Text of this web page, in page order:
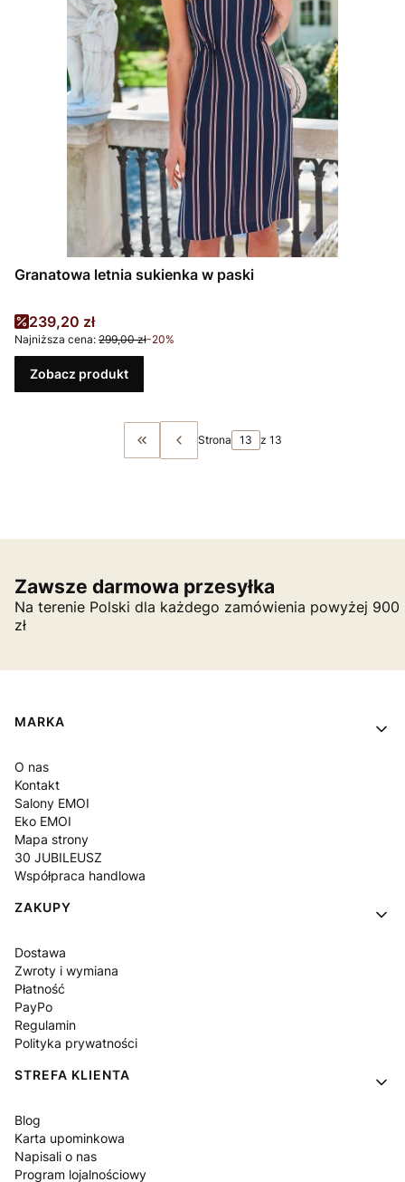
Granatowa letnia sukienka w paski
Cena promocyjna
239,20 zł
Najniższa cena: 299,00 zł-20%
Zobacz produkt
Wróć do pierwszej strony z produktami
Strona z 13
Zawsze darmowa przesyłka
Na terenie Polski dla każdego zamówienia powyżej 900
zł
Linki w stopce
MARKA
O nas
Kontakt
Salony EMOI
Eko EMOI
Mapa strony
30 JUBILEUSZ
Współpraca handlowa
ZAKUPY
Dostawa
Zwroty i wymiana
Płatność
PayPo
Regulamin
Polityka prywatności
STREFA KLIENTA
Blog
Karta upominkowa
Napisali o nas
Program lojalnościowy